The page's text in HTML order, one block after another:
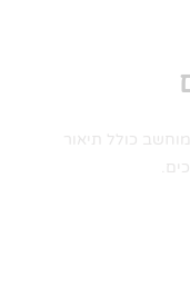
כולל תיאור